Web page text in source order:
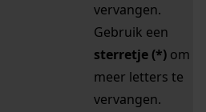
vervangen.
Gebruik een
sterretje (*) om
meer letters te
vervangen.